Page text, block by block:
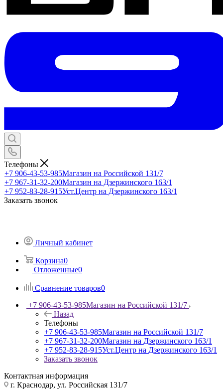
Телефоны
+7 906-43-53-985Магазин на Российской 131/7
+7 967-31-32-200Магазин на Дзержинского 163/1
+7 952-83-28-915Уст.Центр на Дзержинского 163/1
Заказать звонок
Личный кабинет
Корзина0
Отложенные0
Сравнение товаров0
+7 906-43-53-985Магазин на Российской 131/7
Назад
Телефоны
+7 906-43-53-985Магазин на Российской 131/7
+7 967-31-32-200Магазин на Дзержинского 163/1
+7 952-83-28-915Уст.Центр на Дзержинского 163/1
Заказать звонок
Контактная информация
г. Краснодар, ул. Российская 131/7